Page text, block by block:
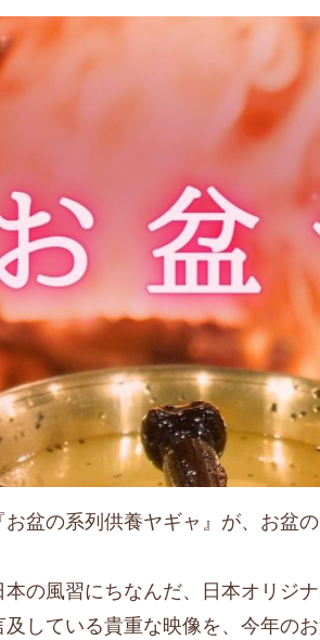
盆の系列供養ヤギャ』が、お盆
本の風習にちなんだ、日本オリジ
及している貴重な映像を、今年のお